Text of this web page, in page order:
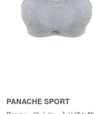
PANACHE SPORT